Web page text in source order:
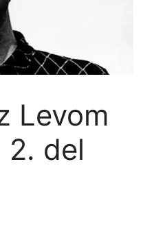
Levom
2. del